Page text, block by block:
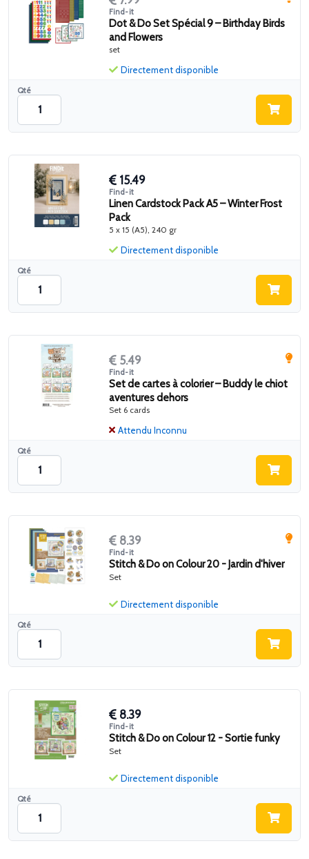
Find-it
Dot & Do Set Spécial 9 – Birthday Birds
and Flowers
set
Qté
Directement disponible
15.49
Find-it
Linen Cardstock Pack A5 – Winter Frost
Pack
5 x 15 (A5), 240 gr
Qté
Directement disponible
5.49
Find-it
Set de cartes à colorier – Buddy le chiot
aventures dehors
Set 6 cards
Qté
Attendu Inconnu
8.39
Find-it
Stitch & Do on Colour 20 - Jardin d'hiver
Set
Qté
Directement disponible
8.39
Find-it
Stitch & Do on Colour 12 - Sortie funky
Set
Qté
Directement disponible